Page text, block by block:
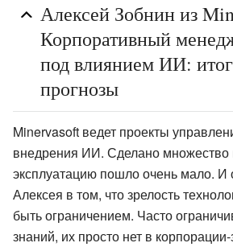
Алексей Зобнин из
Корпоративный
под влиянием ИИ:
прогнозы
Minervasoft ведет проекты
внедрения ИИ. Сделано множество
эксплуатацию пошло очень мало.
Алексея в том, что зрелость
быть ограничением. Часто
знаний, их просто нет в